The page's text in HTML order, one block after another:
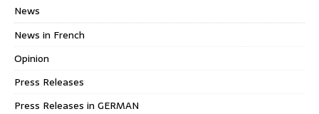
News
News in French
Opinion
Press Releases
Press Releases in GERMAN